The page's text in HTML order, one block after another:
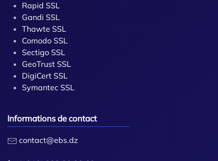
Rapid SSL
Gandi SSL
Thawte SSL
Comodo SSL
Sectigo SSL
GeoTrust SSL
DigiCert SSL
Symantec SSL
Informations de contact
contact@ebs.dz